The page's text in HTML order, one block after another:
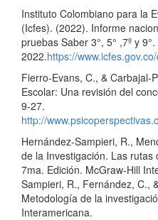
Instituto Colombiano para la
(Icfes). (2022). Informe
pruebas Saber 3°, 5° ,7º y
2022.https://
Fierro-Evans, C., & Carbajal-
Escolar: Una revisión del
9-27.
http://
Hernández-Sampieri, R.,
de la Investigación. Las rutas
7ma. Edición. McGraw-Hill
Sampieri, R., Fernández, C.,
Metodología de la
Interamericana.